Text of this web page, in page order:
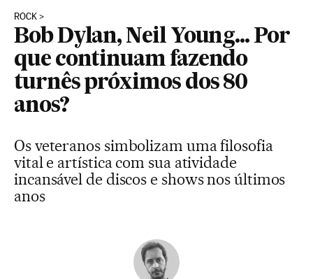
ROCK
Bob Dylan, Neil Young... Por
que continuam fazendo
turnês próximos dos 80
anos?
Os veteranos simbolizam uma filosofia
vital e artística com sua atividade
incansável de discos e shows nos últimos
anos